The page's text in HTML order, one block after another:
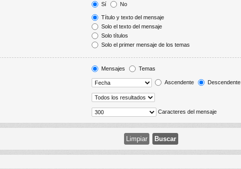
Sí No
Título y texto del mensaje
Solo el texto del mensaje
Solo títulos
Solo el primer mensaje de los temas
Mensajes Temas
Ascendente Descendente
Caracteres del mensaje